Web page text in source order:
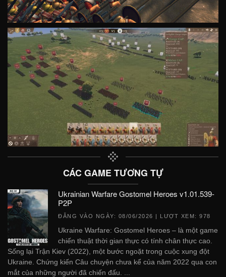
CÁC GAME TƯƠNG TỰ
Ukrainian Warfare Gostomel Heroes v1.01.539-
P2P
ĐĂNG VÀO NGÀY: 08/06/2026 | LƯỢT XEM: 978
Ukraine Warfare: Gostomel Heroes – là một game
chiến thuật thời gian thực có tính chân thực cao.
Sống lại Trận Kiev (2022), một bước ngoặt trong cuộc xung đột
Ukraine. Chứng kiến ​​​​Câu chuyện chưa kể của năm 2022 qua con
mắt của những người đã chiến đấu. ...